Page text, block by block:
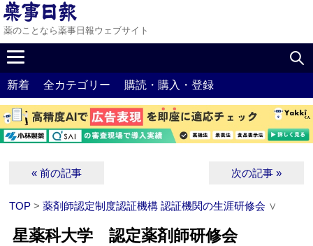
薬のことなら薬事日報ウェブサイト
新着 全カテゴリー 購読・購入・登録
« 前の記事 次の記事 »
TOP >薬剤師認定制度認証機構 認証機関の生涯研修会 ∨
星薬科大学 認定薬剤師研修会